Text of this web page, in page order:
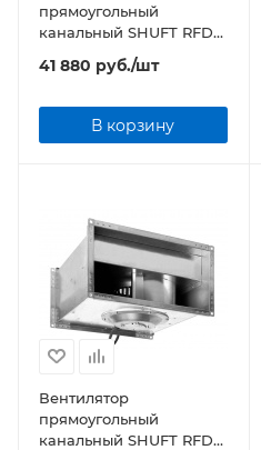
прямоугольный
канальный SHUFT RFD
500х250-4 VIM
41 880 руб./шт
В корзину
Вентилятор
прямоугольный
канальный SHUFT RFD